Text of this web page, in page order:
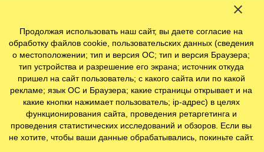
Продолжая использовать наш сайт, вы даете согласие на
обработку файлов cookie, пользовательских данных (сведения
о местоположении; тип и версия ОС; тип и версия Браузера;
тип устройства и разрешение его экрана; источник откуда
пришел на сайт пользователь; с какого сайта или по какой
рекламе; язык ОС и Браузера; какие страницы открывает и на
какие кнопки нажимает пользователь; ip-адрес) в целях
функционирования сайта, проведения ретаргетинга и
проведения статистических исследований и обзоров. Если вы
не хотите, чтобы ваши данные обрабатывались, покиньте сайт.